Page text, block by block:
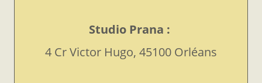
Studio Prana :
4 Cr Victor Hugo, 45100 Orléans